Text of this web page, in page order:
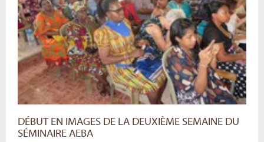
DÉBUT EN IMAGES DE LA DEUXIÈME SEMAINE DU
SÉMINAIRE AEBA